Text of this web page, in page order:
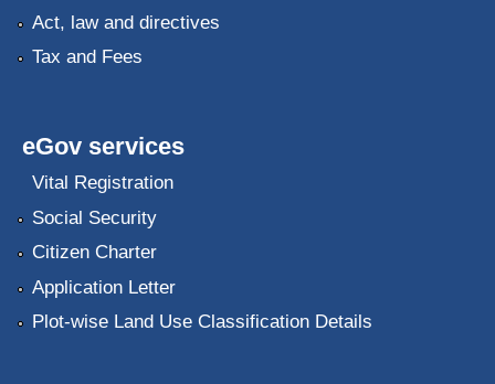
Act, law and directives
Tax and Fees
eGov services
Vital Registration
Social Security
Citizen Charter
Application Letter
Plot-wise Land Use Classification Details